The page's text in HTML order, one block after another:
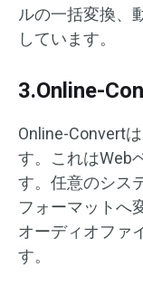
ルの一括変換、
しています。
3.Online-
Online-Convert
す。これはWeb
す。任意のシス
フォーマットへ
オーディオファ
す。